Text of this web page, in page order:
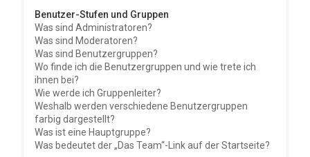
Benutzer-Stufen und Gruppen
Was sind Administratoren?
Was sind Moderatoren?
Was sind Benutzergruppen?
Wo finde ich die Benutzergruppen und wie trete ich
ihnen bei?
Wie werde ich Gruppenleiter?
Weshalb werden verschiedene Benutzergruppen
farbig dargestellt?
Was ist eine Hauptgruppe?
Was bedeutet der „Das Team“-Link auf der Startseite?